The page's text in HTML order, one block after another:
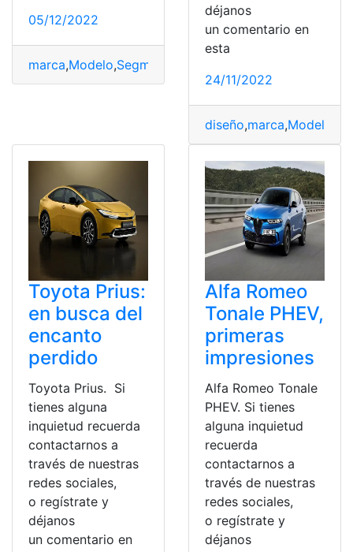
05/12/2022
marca,Modelo,Segmentos
déjanos
un comentario en
esta
24/11/2022
diseño,marca,Modelo
Toyota Prius:
en busca del
encanto
perdido
Toyota Prius. Si
tienes alguna
inquietud recuerda
contactarnos a
través de nuestras
redes sociales,
o regístrate y
déjanos
un comentario en
Alfa Romeo
Tonale PHEV,
primeras
impresiones
Alfa Romeo Tonale
PHEV. Si tienes
alguna inquietud
recuerda
contactarnos a
través de nuestras
redes sociales,
o regístrate y
déjanos